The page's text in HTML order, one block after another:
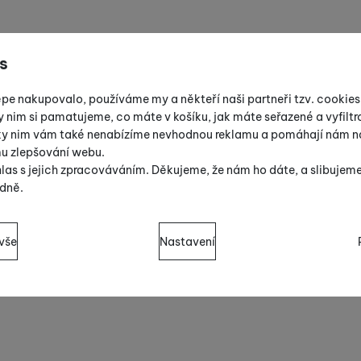
nakupovalo, používáme my a někteří naši partneři tzv.
nim si pamatujeme, co máte v košíku, jak máte seřazené a
nim vám také nenabízíme nevhodnou reklamu a pomáhají nám
zlepšování webu.
s jejich zpracováváním. Děkujeme, že nám ho dáte, a
s kategoriemi cookies
náš web nebude fungovat.
váš průchod nákupním košíkem, porovnávání produktů a další
Nastavení